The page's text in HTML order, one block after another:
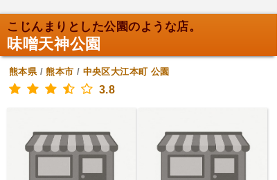
こじんまりとした公園のような店。
味噌天神公園
熊本県/熊本市 / 中央区大江本町 公園
3.8